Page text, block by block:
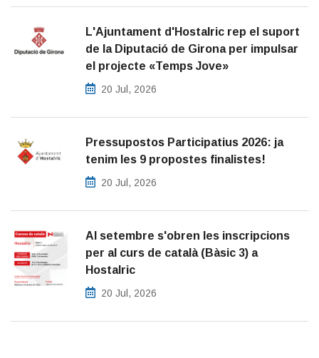
L'Ajuntament d'Hostalric rep el suport
de la Diputació de Girona per impulsar
el projecte «Temps Jove»
20 Jul, 2026
Pressupostos Participatius 2026: ja
tenim les 9 propostes finalistes!
20 Jul, 2026
Al setembre s'obren les inscripcions
per al curs de català (Bàsic 3) a
Hostalric
20 Jul, 2026